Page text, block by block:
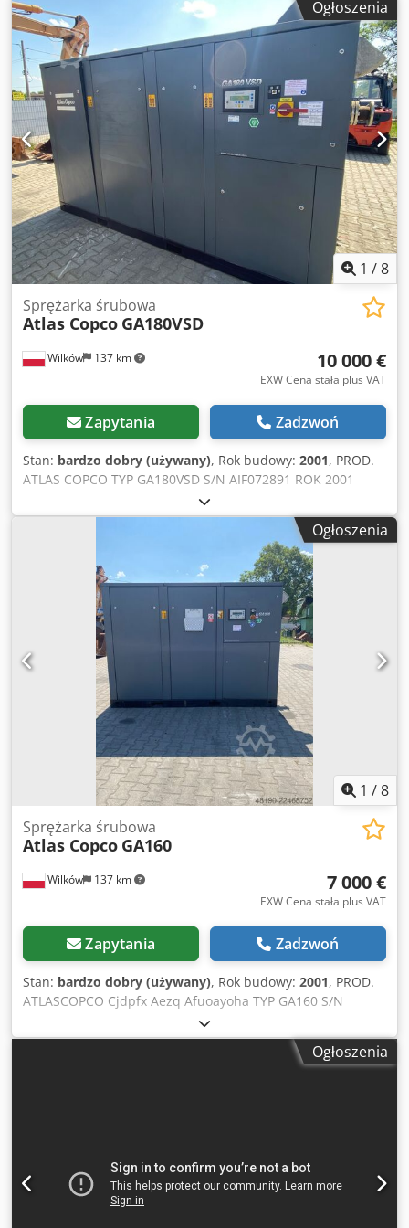
Agregat prądotwórczy AC QAS30 KD S5 50 Hz 400 V 3PH Nr
kat.: 100583714 Nr seryjny: ESF373330 Rok produkcji: 2023
Wyposażenie: Codpfx Aszkz Dioayeha Pakiet językowy 3
(angielski + niemiecki + holenderski + francuski + włoski)
Gniazda 5-biegunowe 63 A ELP-B 32/16 A + DS DS-RIM 3P
16 A Rele monitorowania izolacji Wyłącznik odłączający
akumulator Instrukcja obsługi w języku niemieckim
Ogłoszenia
1 /8
Wilków 137 km
Sprężarka śrubowa
Atlas Copco GA180VSD
10 000 €
EXW Cena stała plus VAT
Zapytania Zadzwoń
Stan: bardzo dobry (używany), Rok budowy: 2001, PROD.
ATLAS COPCO TYP GA180VSD S/N AIF072891 ROK 2001
Csdozq An Njpfx Aayeha MOC (kW) 181 WYDAJ. (m3/min)
CIS (bar) 12.50 GODZ (DOC/OGÓL) 85719 FALOWNIK tak
WBUD. OSUSZACZ nie WYMIENNIK nie CHŁODZONA
(POW/WODA) powietrze NA ZBIORNIKU nie DOKUMENTY
nie PRZYŁĄCZE 2 1/2 NOWA/UŻYWANA UŻYWANA
Ogłoszenia
1 /8
Wilków 137 km
Sprężarka śrubowa
Atlas Copco GA160
7 000 €
EXW Cena stała plus VAT
Zapytania Zadzwoń
Stan: bardzo dobry (używany), Rok budowy: 2001, PROD.
ATLASCOPCO Cjdpfx Aezq Afuoayoha TYP GA160 S/N
AIF072890 ROK 2001 MOC (kW) 167 WYDAJ. (m3/min) 21 CIS
(bar) 8.5 GODZ (DOC/OGÓL) FALOWNIK nie WBUD.
OSUSZACZ nie WYMIENNIK nie CHŁODZONA (POW/WODA)
Ogłoszenia